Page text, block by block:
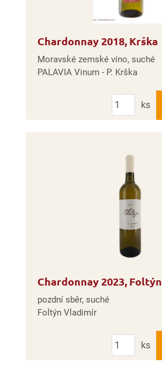
Chardonnay 2018, Krška
Moravské zemské víno, suché
PALAVIA Vinum - P. Krška
Počet
ks
Chardonnay 2023, Foltýn
pozdní sběr, suché
Foltýn Vladimír
Počet
ks